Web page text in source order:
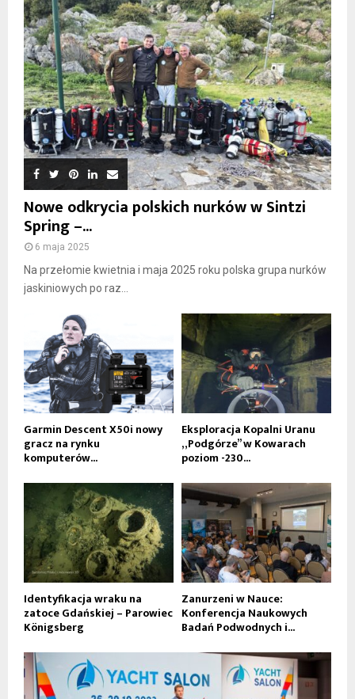
Nowe odkrycia polskich nurków w Sintzi
Spring –...
6 maja 2025
Na przełomie kwietnia i maja 2025 roku polska grupa nurków
jaskiniowych po raz...
Garmin Descent X50i nowy
gracz na rynku
komputerów...
Eksploracja Kopalni Uranu
„Podgórze” w Kowarach
poziom -230...
Identyfikacja wraku na
zatoce Gdańskiej – Parowiec
Königsberg
Zanurzeni w Nauce:
Konferencja Naukowych
Badań Podwodnych i...